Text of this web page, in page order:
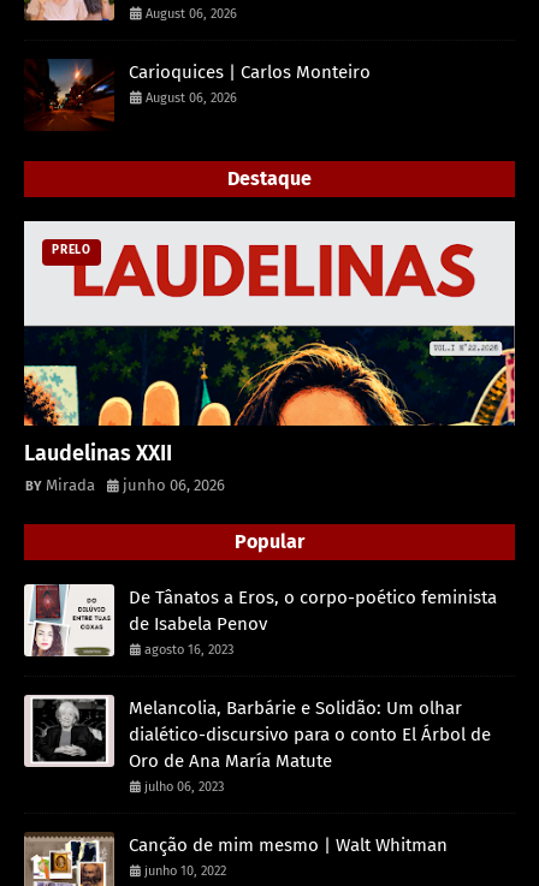
August 06, 2026
Carioquices | Carlos Monteiro
August 06, 2026
Destaque
PRELO
Laudelinas XXII
Mirada junho 06, 2026
Popular
De Tânatos a Eros, o corpo-poético feminista
de Isabela Penov
agosto 16, 2023
Melancolia, Barbárie e Solidão: Um olhar
dialético-discursivo para o conto El Árbol de
Oro de Ana María Matute
julho 06, 2023
Canção de mim mesmo | Walt Whitman
junho 10, 2022